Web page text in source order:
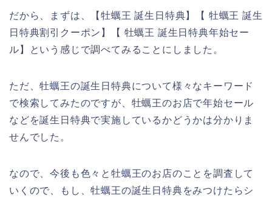
だから、まずは、【牡蠣王 誕生日特典】【 牡蠣王 誕生
日特典割引クーポン】【 牡蠣王 誕生日特典年始セー
ル】という感じで調べてみることにしました。
ただ、牡蠣王の誕生日特典について様々なキーワード
で検索してみたのですが、牡蠣王のお店で年始セール
などを誕生日特典で実施しているかどうかは分かりま
せんでした。
なので、今後も色々と牡蠣王のお店のことを調査して
いくので、もし、牡蠣王の誕生日特典をみつけたらシ